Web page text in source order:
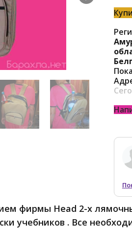
фирмы Head 2-х
учебников . Все